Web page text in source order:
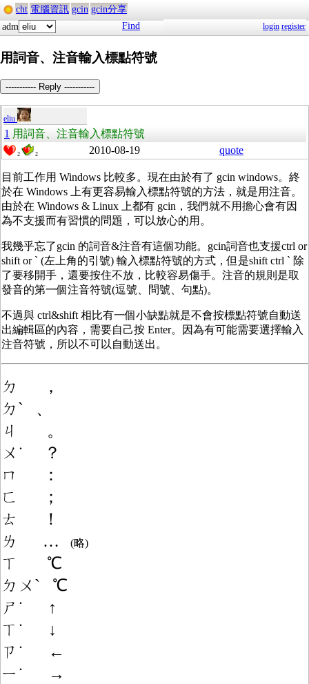
cht 電腦資訊 gcin gcin分享
adm
Find login register
用詞音、注音輸入標點符號
----------- Reply -----------
eliu
1 用詞音、注音輸入標點符號
2 2 2010-08-19 quote
目前工作用 Windows 比較多。現在由於有了 gcin windows。終
於在 Windows 上有更容易輸入標點符號的方法，就是用注音。
由於在 Windows & Linux 上都有 gcin，我們就不用擔心會有因
為不支援而有習慣的問題，可以放心的用。
我幾乎忘了gcin 的詞音&注音有這個功能。gcin詞音也支援ctrl or
shift or ` (左上角的引號) 輸入標點符號的方式，但是shift ctrl ` 除
了要移開手，還要按住不放，比較容易傷手。注音的規則是取
發音的第一個注音符號(逗號、問號、句點)。
不過與 ctrl&shift 相比有一個小缺點就是不會按標點符號自動送
出編輯區的內容，需要自己按 Enter。因為有可能需要選擇輸入
注音符號，所以不可以自動送出。
ㄉ ，
ㄉˋ 、
ㄐ 。
ㄨ˙ ？
ㄇ ：
ㄈ ；
ㄊ ！
ㄌ …
(略)
ㄒ ℃
ㄉㄨ ˋ ℃
ㄕ˙ ↑
ㄒ˙ ↓
ㄗ˙ ←
ㄧ˙ →